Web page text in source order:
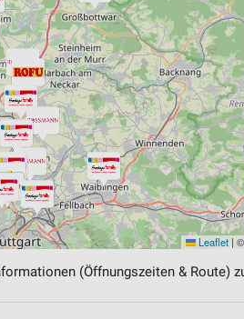
Leaflet | ©
(Öffnungszeiten & Route)